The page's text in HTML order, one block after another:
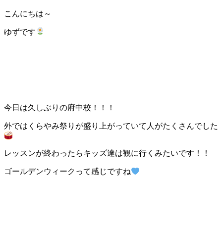
こんにちは～
ゆずです
今日は久しぶりの府中校！！！
外ではくらやみ祭りが盛り上がっていて人がたくさんでした
レッスンが終わったらキッズ達は観に行くみたいです！！
ゴールデンウィークって感じですね